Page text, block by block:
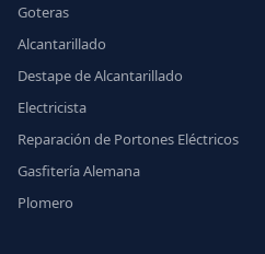
Goteras
Alcantarillado
Destape de Alcantarillado
Electricista
Reparación de Portones Eléctricos
Gasfitería Alemana
Plomero